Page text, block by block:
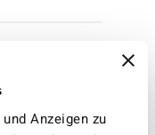
Anzeigen zu